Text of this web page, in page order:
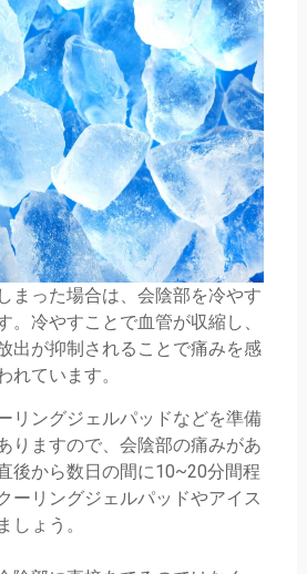
まった場合は、会陰部を冷やす
。冷やすことで血管が収縮し、
出が抑制されることで痛みを感
れています。
リングジェルパッドなどを準備
りますので、会陰部の痛みがあ
後から数日の間に10~20分間程
ーリングジェルパッドやアイス
しょう。